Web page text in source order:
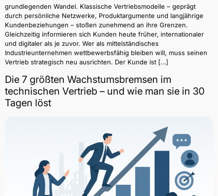
grundlegenden Wandel. Klassische Vertriebsmodelle – geprägt
durch persönliche Netzwerke, Produktargumente und langjährige
Kundenbeziehungen – stoßen zunehmend an ihre Grenzen.
Gleichzeitig informieren sich Kunden heute früher, internationaler
und digitaler als je zuvor. Wer als mittelständisches
Industrieunternehmen wettbewerbsfähig bleiben will, muss seinen
Vertrieb strategisch neu ausrichten. Der Kunde ist […]
Die 7 größten Wachstumsbremsen im
technischen Vertrieb – und wie man sie in 30
Tagen löst